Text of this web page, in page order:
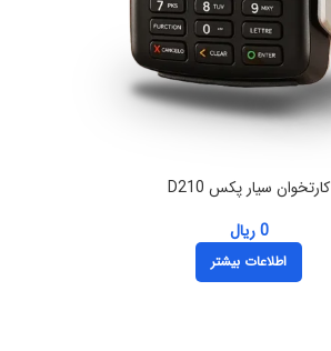
کارتخوان سیار پکس D210
0 ریال
اطلاعات بیشتر